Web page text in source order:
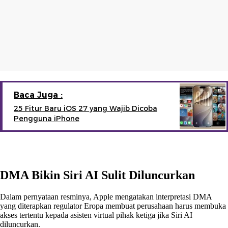
Baca Juga :
25 Fitur Baru iOS 27 yang Wajib Dicoba
Pengguna iPhone
DMA Bikin Siri AI Sulit Diluncurkan
Dalam pernyataan resminya, Apple mengatakan interpretasi DMA
yang diterapkan regulator Eropa membuat perusahaan harus membuka
akses tertentu kepada asisten virtual pihak ketiga jika Siri AI
diluncurkan.